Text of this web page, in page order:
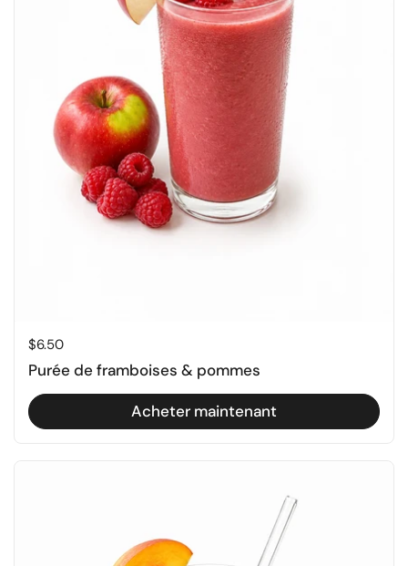
Prix régulier
$6.50
Purée de framboises & pommes
Acheter maintenant